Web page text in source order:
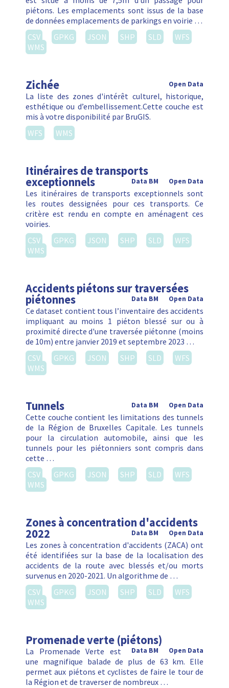
piétons. Les emplacements sont issus de la base
de données emplacements de parkings en voirie …
CSV
GPKG JSON SHP SLD
WFS
WMS
Zichée Open Data
La liste des zones d'intérêt culturel, historique,
esthétique ou d’embellissement.Cette couche est
mis à votre disponibilité par BruGIS.
WFS
WMS
Itinéraires de transports
exceptionnels Open Data
Data BM
Les itinéraires de transports exceptionnels sont
les routes dessignées pour ces transports. Ce
critère est rendu en compte en aménagent ces
voiries.
CSV
GPKG JSON SHP SLD
WFS
WMS
Accidents piétons sur traversées
piétonnes Open Data
Data BM
Ce dataset contient tous l’inventaire des accidents
impliquant au moins 1 piéton blessé sur ou à
proximité directe d'une traversée piétonne (moins
de 10m) entre janvier 2019 et septembre 2023 …
CSV
GPKG JSON SHP SLD
WFS
WMS
Tunnels Open Data
Data BM
Cette couche contient les limitations des tunnels
de la Région de Bruxelles Capitale. Les tunnels
pour la circulation automobile, ainsi que les
tunnels pour les piétonniers sont compris dans
cette …
CSV
GPKG JSON SHP SLD
WFS
WMS
Zones à concentration d'accidents
2022 Open Data
Data BM
Les zones à concentration d'accidents (ZACA) ont
été identifiées sur la base de la localisation des
accidents de la route avec blessés et/ou morts
survenus en 2020-2021. Un algorithme de …
CSV
GPKG JSON SHP SLD
WFS
WMS
Promenade verte (piétons)
Open Data
Data BM
La Promenade Verte est
une magnifique balade de plus de 63 km. Elle
permet aux piétons et cyclistes de faire le tour de
la Région et de traverser de nombreux …